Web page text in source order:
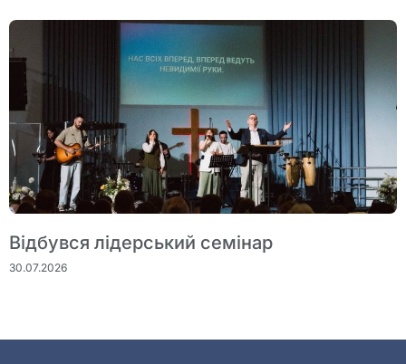
Відбувся лідерський семінар
30.07.2026